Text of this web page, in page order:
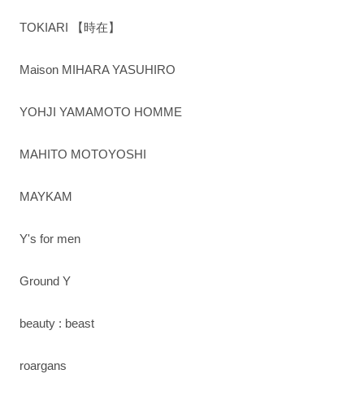
TOKIARI 【時在】
Maison MIHARA YASUHIRO
YOHJI YAMAMOTO HOMME
MAHITO MOTOYOSHI
MAYKAM
Y's for men
Ground Y
beauty : beast
roargans